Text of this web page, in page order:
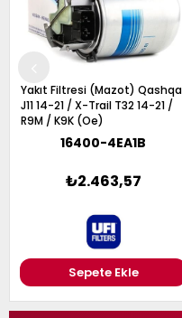
Hava Filtresi Skystar Nd22
09
16546-9S001
₺414,65
Sepete Ekle